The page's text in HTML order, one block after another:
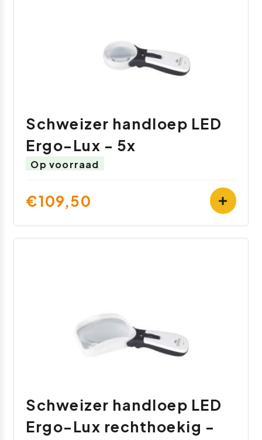
Schweizer handloep LED
Ergo-Lux - 5x
Op voorraad
€109,50
Schweizer handloep LED
Ergo-Lux rechthoekig -